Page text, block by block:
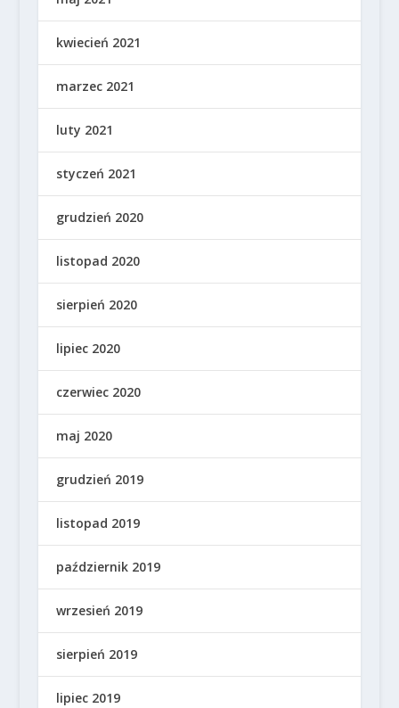
kwiecień 2021
marzec 2021
luty 2021
styczeń 2021
grudzień 2020
listopad 2020
sierpień 2020
lipiec 2020
czerwiec 2020
maj 2020
grudzień 2019
listopad 2019
październik 2019
wrzesień 2019
sierpień 2019
lipiec 2019